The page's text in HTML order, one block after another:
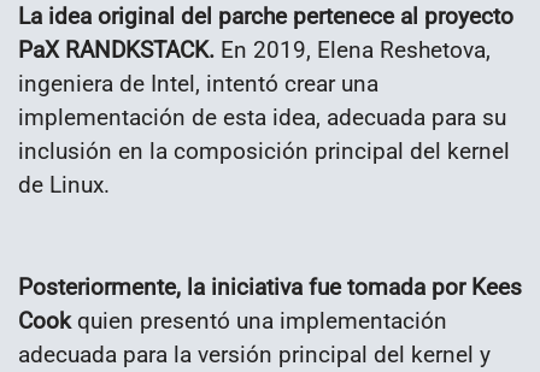
La idea original del parche pertenece al proyecto
PaX RANDKSTACK. En 2019, Elena Reshetova,
ingeniera de Intel, intentó crear una
implementación de esta idea, adecuada para su
inclusión en la composición principal del kernel
de Linux.
Posteriormente, la iniciativa fue tomada por Kees
Cookquien presentó una implementación
adecuada para la versión principal del kernel y